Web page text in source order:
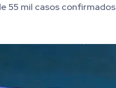
55 mil casos